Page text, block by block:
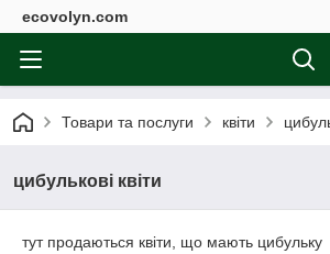
ecovolyn.com
Товари та послуги квіти
цибулькові квіти
тут продаються квіти, що мають цибульку